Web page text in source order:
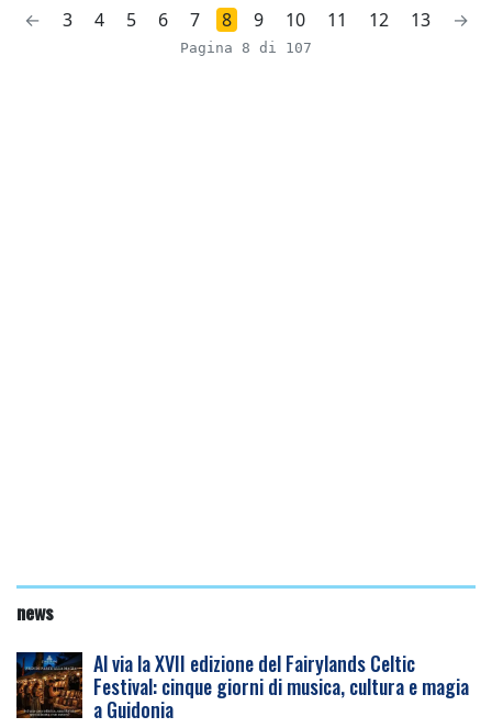
← 3 4 5 6 7 8 9 10 11 12 13 →
Pagina 8 di 107
news
Al via la XVII edizione del Fairylands Celtic
Festival: cinque giorni di musica, cultura e magia
a Guidonia